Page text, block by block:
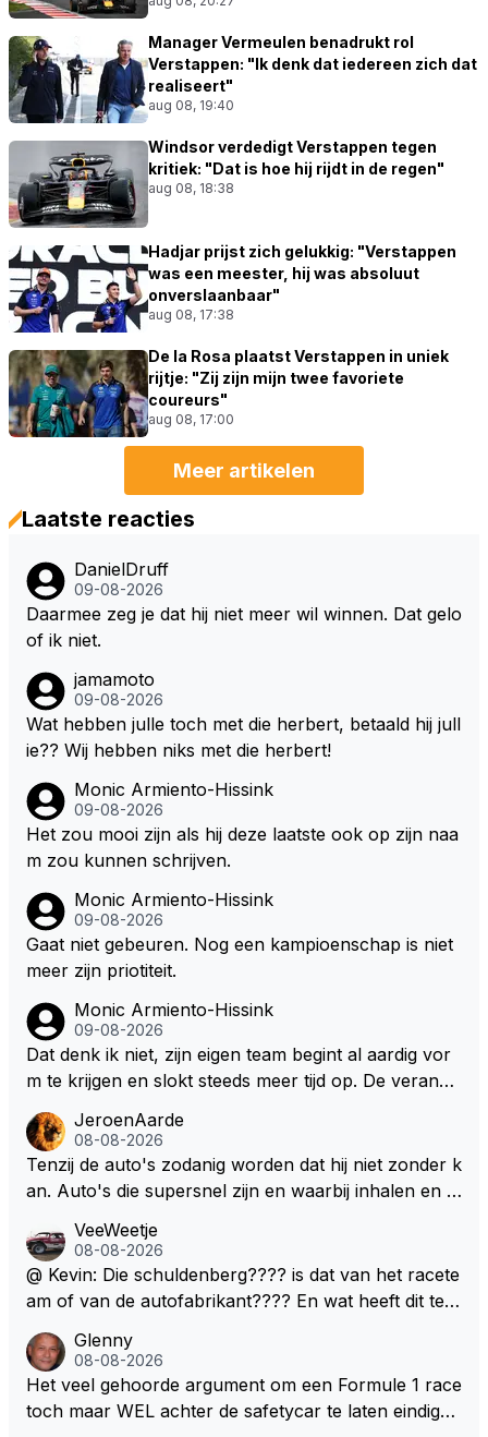
Manager Vermeulen benadrukt rol
Verstappen: "Ik denk dat iedereen zich dat
realiseert"
aug 08, 19:40
Windsor verdedigt Verstappen tegen
kritiek: "Dat is hoe hij rijdt in de regen"
aug 08, 18:38
Hadjar prijst zich gelukkig: "Verstappen
was een meester, hij was absoluut
onverslaanbaar"
aug 08, 17:38
De la Rosa plaatst Verstappen in uniek
rijtje: "Zij zijn mijn twee favoriete
coureurs"
aug 08, 17:00
Meer artikelen
Laatste reacties
DanielDruff
09-08-2026
Daarmee zeg je dat hij niet meer wil winnen. Dat gelo
of ik niet.
jamamoto
09-08-2026
Wat hebben julle toch met die herbert, betaald hij jull
ie?? Wij hebben niks met die herbert!
Monic Armiento-Hissink
09-08-2026
Het zou mooi zijn als hij deze laatste ook op zijn naa
m zou kunnen schrijven.
Monic Armiento-Hissink
09-08-2026
Gaat niet gebeuren. Nog een kampioenschap is niet
meer zijn priotiteit.
Monic Armiento-Hissink
09-08-2026
Dat denk ik niet, zijn eigen team begint al aardig vor
m te krijgen en slokt steeds meer tijd op. De verande
en zullen ben ik bang niet het gewenste effect hebb
en. Mocht het wel zo zijn dan zal het 3 jaar zijn, hoo
guit 5 jaar maar echt niet langer. Vergeet niet, hij hee
em meer plezier gebracht dan de F1 op dit moment.
JeroenAarde
08-08-2026
Tenzij de auto's zodanig worden dat hij niet zonder k
an. Auto's die supersnel zijn en waarbij inhalen en v
ronkende motoren en op de grenzen rijden van de
mogelijkheden. Het ouderwetse racen waarbij de ma
nnen en jongens verdeeld worden. Als deze auto's g
uden dan dat hij op dit moment beweerd. Dan kan hij
zijn talenten en uitzonderlijke klasse laten zien en he
eft daar enorm veel lol aan.
VeeWeetje
08-08-2026
@ Kevin: Die schuldenberg???? is dat van het racete
am of van de autofabrikant???? En wat heeft dit te
ert nu de spindoctor van newey geworden?? Eerlijk
gezegd snap ik de de kop én het artikel niet echt.
Glenny
08-08-2026
Het veel gehoorde argument om een Formule 1 race
toch maar WEL achter de safetycar te laten eindigen